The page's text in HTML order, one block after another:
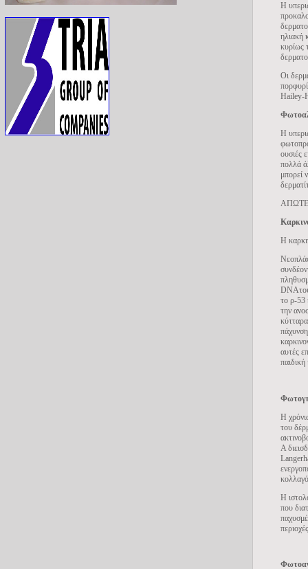
Η
ηλιακή
κυρίως
Οι
Hailey-
Η
ουσιές
πολλά
μπορεί
Η
DNA
το ρ-53
την
αυτές
Η
του
Α
Η
που